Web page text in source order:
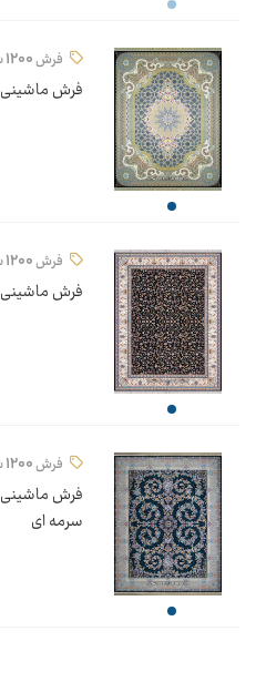
فرش 1200 شانه کاشان
فرش ماشینی 1200 شانه طرح ثمر سرمه ای
فرش 1200 شانه کاشان
فرش ماشینی 1200 شانه طرح سهند سرمه ای
فرش 1200 شانه کاشان
سرمه ای